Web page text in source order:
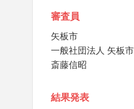
審査員
矢板市
一般社団法人 矢板
斎藤信昭
結果発表